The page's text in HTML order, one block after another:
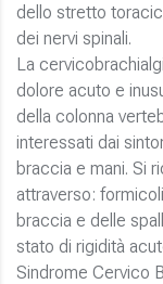
dello stretto
dei nervi spinali.
La
dolore acuto e
della colonna
interessati dai
braccia e mani. Si
attraverso:
braccia e delle
stato di rigidità
Sindrome Cervico